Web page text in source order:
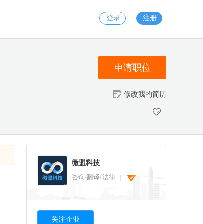
登录 注册
申请职位
修改我的简历
微盟科技
咨询/翻译/法律
关注企业